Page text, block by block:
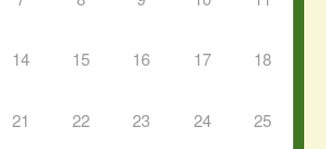
14 15 16 17 18
21 22 23 24 25